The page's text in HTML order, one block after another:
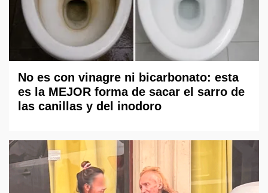
No es con vinagre ni bicarbonato: esta
es la MEJOR forma de sacar el sarro de
las canillas y del inodoro